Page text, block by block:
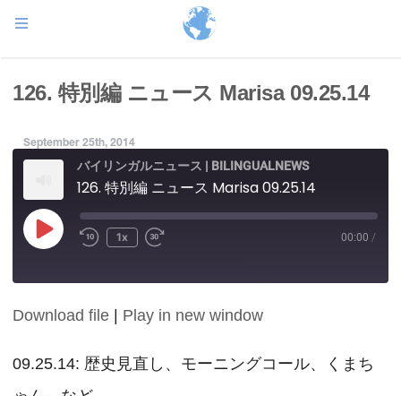
126. 特別編 ニュース Marisa 09.25.14
September 25th, 2014
バイリンガルニュース | BILINGUALNEWS
126. 特別編 ニュース Marisa 09.25.14
Play
Episode
1x 00:00 /
SHARE
LINK
Download file Play in new window
09.25.14: 歴史見直し、モーニングコール、くまち